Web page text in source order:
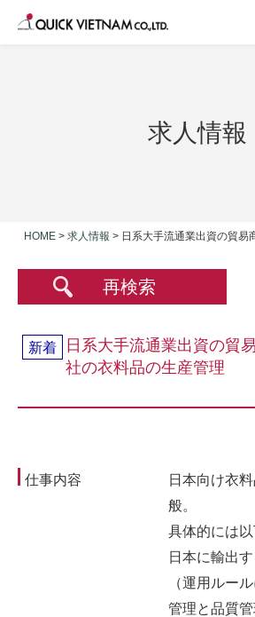
求人情報
HOME > 求人情報 > 日系大手流通業出資の貿易
再検索
新着
日系大手流通業出資の貿
社の衣料品の生産管理
仕事内容
日本向け衣
般。
具体的には以
日本に輸出
（運用ルー
管理と品質管